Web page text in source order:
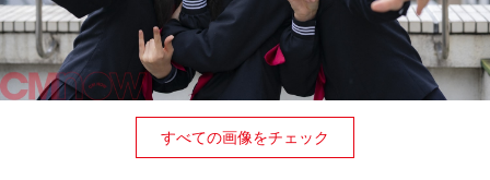
すべての画像をチェック